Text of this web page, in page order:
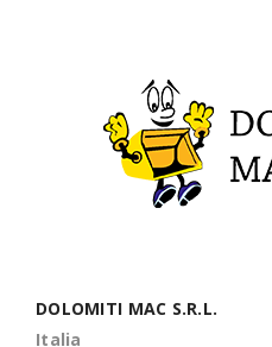
DOLOMITI MAC S.R.L.
Italia